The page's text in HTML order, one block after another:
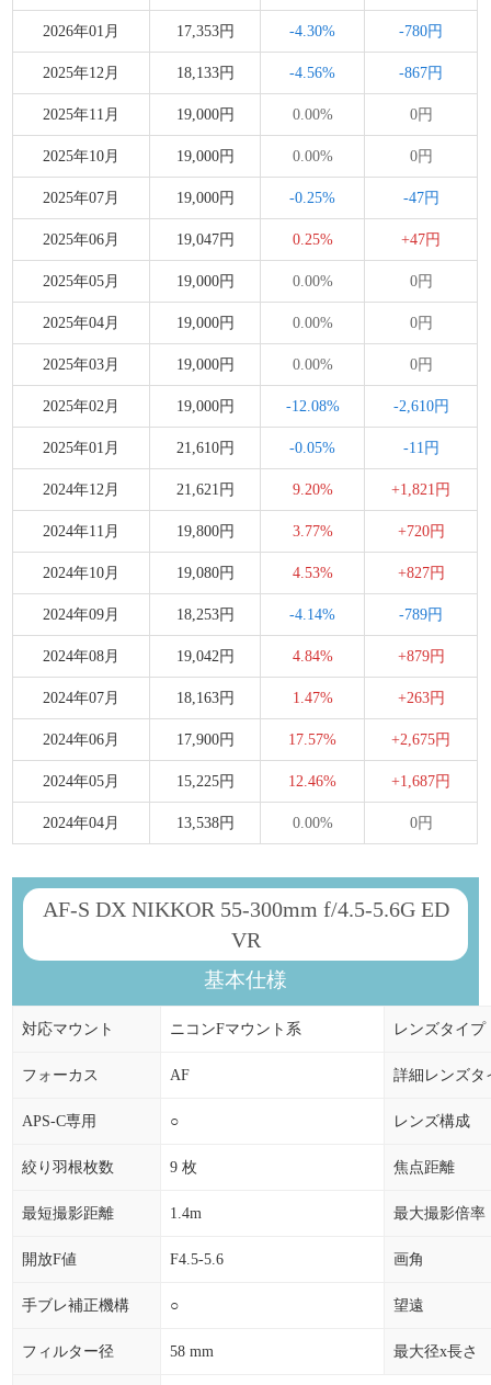
2026年01月 17,353円 -4.30% -780円
2025年12月 18,133円 -4.56% -867円
2025年11月 19,000円 0.00% 0円
2025年10月 19,000円 0.00% 0円
2025年07月 19,000円 -0.25% -47円
2025年06月 19,047円 0.25% +47円
2025年05月 19,000円 0.00% 0円
2025年04月 19,000円 0.00% 0円
2025年03月 19,000円 0.00% 0円
2025年02月 19,000円 -12.08% -2,610円
2025年01月 21,610円 -0.05% -11円
2024年12月 21,621円 9.20% +1,821円
2024年11月 19,800円 3.77% +720円
2024年10月 19,080円 4.53% +827円
2024年09月 18,253円 -4.14% -789円
2024年08月 19,042円 4.84% +879円
2024年07月 18,163円 1.47% +263円
2024年06月 17,900円 17.57% +2,675円
2024年05月 15,225円 12.46% +1,687円
2024年04月 13,538円 0.00% 0円
AF-S DX NIKKOR 55-300mm f/4.5-5.6G ED
VR
基本仕様
対応マウント ニコンFマウント系 レンズタイプ
フォーカス AF 詳細レンズタ
APS-C専用 ○ レンズ構成
絞り羽根枚数 9 枚 焦点距離
最短撮影距離 1.4m 最大撮影倍率
開放F値 F4.5-5.6 画角
手ブレ補正機構 ○ 望遠
フィルター径 58 mm 最大径x長さ